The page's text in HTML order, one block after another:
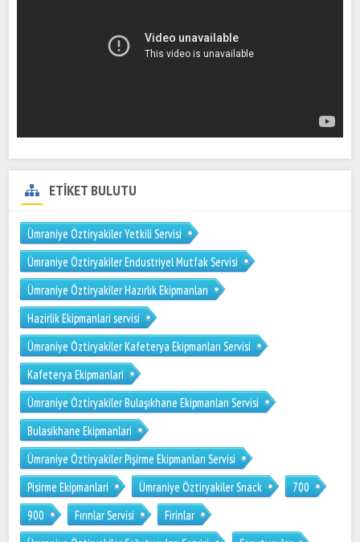
ETİKET BULUTU
Ümraniye Öztiryakiler Yetkili Servisi
Ümraniye Öztiryakiler Endustriyel Mutfak Servisi
Ümraniye Öztiryakiler Hazırlık Ekipmanları
Hazirlik Ekipmanlari servisi
Ümraniye Öztiryakiler Kafeterya Ekipmanları Servisi
Kafeterya Ekipmanlari
Ümraniye Öztiryakiler Bulaşıkhane Ekipmanları Servisi
Bulasikhane Ekipmanlari
Ümraniye Öztiryakiler Pişirme Ekipmanları Servisi
Pisirme Ekipmanlari
Ümraniye Öztiryakiler Snack
700
900
Fırınlar Servisi
Firinlar